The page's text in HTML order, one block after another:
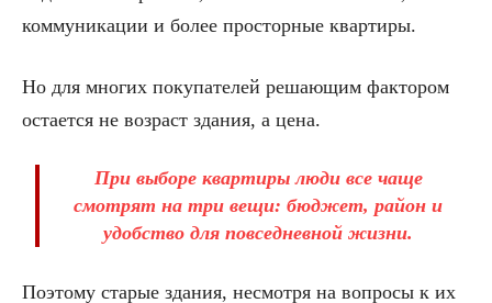
коммуникации и более просторные квартиры.
Но для многих покупателей решающим фактором
остается не возраст здания, а цена.
При выборе квартиры люди все чаще
смотрят на три вещи: бюджет, район и
удобство для повседневной жизни.
Поэтому старые здания, несмотря на вопросы к их